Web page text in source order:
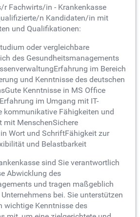
r Fachwirts/in - Krankenkasse
n Kandidaten/in mit
und Qualifikationen:
oder vergleichbare
des Gesundheitsmanagements
im Bereich
und Kenntnisse des deutschen
Kenntnisse in MS Office
im Umgang mit IT-
kommunikative Fähigkeiten und
mit MenschenSichere
Wort und SchriftFähigkeit zur
und Belastbarkeit
sind Sie verantwortlich
Abwicklung des
und tragen maßgeblich
bei. Sie unterstützen
wichtige Kenntnisse des